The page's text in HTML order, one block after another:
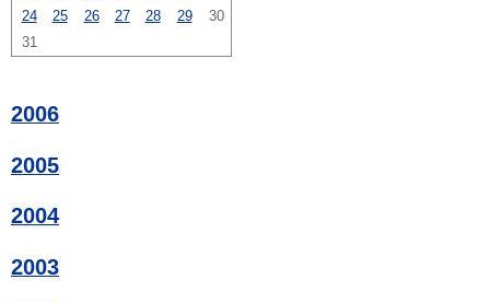
24
25 26 27 28 29
30
31
2006
2005
2004
2003